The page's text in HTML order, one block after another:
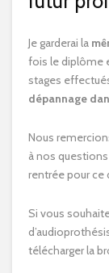
Je garderai la
fois le diplôme
stages
dépannage
Nous
à nos
rentrée pour ce
Si vous
télécharger la